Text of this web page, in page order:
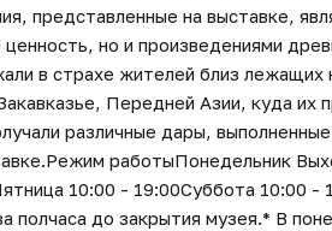
представленные на выставке,
но и произведениями
в страхе жителей близ лежащих
Передней Азии, куда их
различные дары,
работыПонедельник
10:00 - 19:00Суббота 10:00 -
полчаса до закрытия музея.* В